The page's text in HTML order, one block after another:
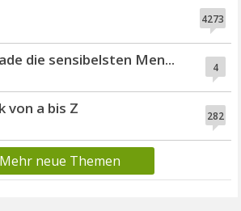
4273
4
die sensibelsten Men...
282
von a bis Z
Mehr neue Themen